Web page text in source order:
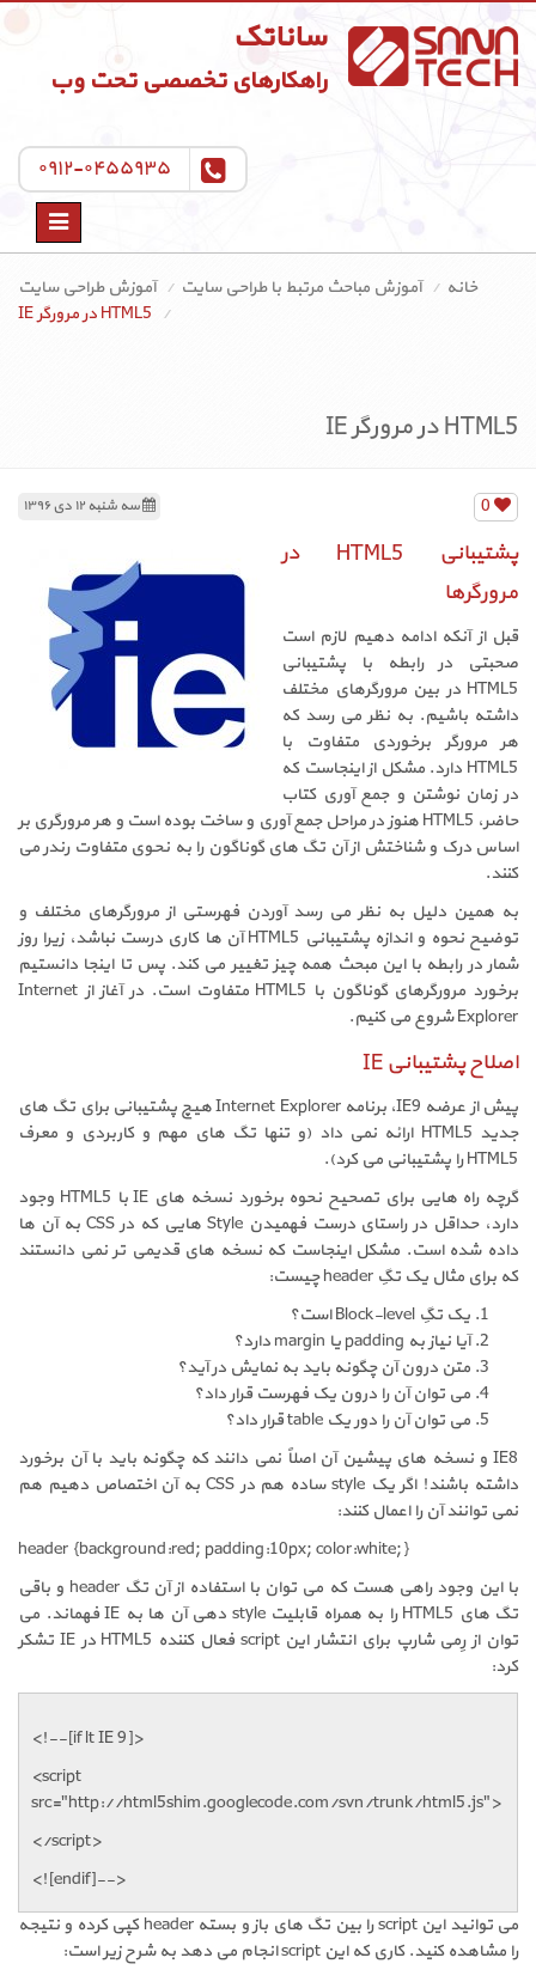
ساناتک
راهکارهای تخصصی تحت وب
۰۹۱۲-۰۴۵۵۹۳۵
Toggle
خانه
آموزش مباحث مرتبط با طراحی سایت
آموزش طراحی سایت
HTML5 در مرورگر IE
HTML5 در مرورگر IE
سه شنبه ۱۲ دی ۱۳۹۶ 0
پشتیبانی HTML5 در
مرورگرها
قبل از آنکه ادامه دهیم لازم است
صحبتی در رابطه با پشتیبانی
HTML5 در بین مرورگرهای مختلف
داشته باشیم. به نظر می رسد که
هر مرورگر برخوردی متفاوت با
HTML5 دارد. مشکل از اینجاست که
در زمان نوشتن و جمع آوری کتاب
حاضر، HTML5 هنوز در مراحل جمع آوری و ساخت بوده است و هر مرورگری بر
اساس درک و شناختش از آن تگ های گوناگون را به نحوی متفاوت رندر می
کنند.
به همین دلیل به نظر می رسد آوردن فهرستی از مرورگرهای مختلف و
توضیح نحوه و اندازه پشتیبانی HTML5 آن ها کاری درست نباشد، زیرا روز
شمار در رابطه با این مبحث همه چیز تغییر می کند. پس تا اینجا دانستیم
برخورد مرورگرهای گوناگون با HTML5 متفاوت است. در آغاز از Internet
Explorer شروع می کنیم.
اصلاح پشتیبانی IE
پیش از عرضه IE9، برنامه Internet Explorer هیچ پشتیبانی برای تگ های
جدید HTML5 ارائه نمی داد (و تنها تگ های مهم و کاربردی و معرف
HTML5 را پشتیبانی می کرد).
گرچه راه هایی برای تصحیح نحوه برخورد نسخه های IE با HTML5 وجود
دارد، حداقل در راستای درست فهمیدن Style هایی که در CSS به آن ها
داده شده است. مشکل اینجاست که نسخه های قدیمی تر نمی دانستند
که برای مثال یک تگِ header چیست:
یک تگِ Block-level است؟
آیا نیاز به padding یا margin دارد؟
متن درون آن چگونه باید به نمایش در آید؟
می توان آن را درون یک فهرست قرار داد؟
می توان آن را دور یک table قرار داد؟
IE8 و نسخه های پیشین آن اصلاً نمی دانند که چگونه باید با آن برخورد
داشته باشند! اگر یک style ساده هم در CSS به آن اختصاص دهیم هم
نمی توانند آن را اعمال کنند:
header {background:red; padding:10px; color:white;}
با این وجود راهی هست که می توان با استفاده از آن تگ header و باقی
تگ های HTML5 را به همراه قابلیت style دهی آن ها به IE فهماند. می
توان از رِمی شارپ برای انتشار این script فعال کننده HTML5 در IE تشکر
کرد:
<!--[if lt IE 9]>
<script
src="http://html5shim.googlecode.com/svn/trunk/html5.js">
</script>
<![endif]-->
می توانید این script را بین تگ های باز و بسته header کپی کرده و نتیجه
را مشاهده کنید. کاری که این script انجام می دهد به شرح زیر است: